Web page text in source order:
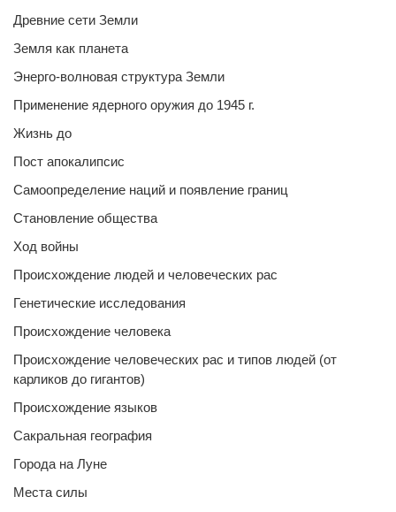
Древние сети Земли
Земля как планета
Энерго-волновая структура Земли
Применение ядерного оружия до 1945 г.
Жизнь до
Пост апокалипсис
Самоопределение наций и появление границ
Становление общества
Ход войны
Происхождение людей и человеческих рас
Генетические исследования
Происхождение человека
Происхождение человеческих рас и типов людей (от
карликов до гигантов)
Происхождение языков
Сакральная география
Города на Луне
Места силы